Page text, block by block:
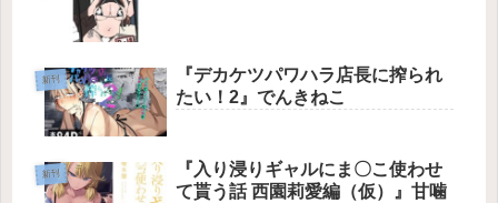
新刊
『デカケツパワハラ店長に搾られ
たい！2』でんきねこ
新刊
『入り浸りギャルにま〇こ使わせ
て貰う話 西園莉愛編（仮）』甘噛